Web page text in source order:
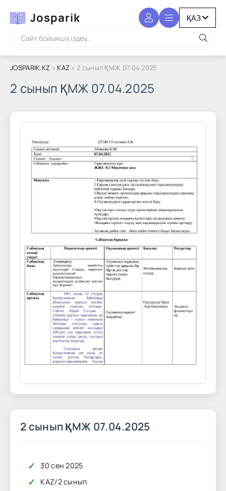
Josparik
JOSPARIK.KZ » KAZ » 2 сынып ҚМЖ 07.04.2025
2 сынып ҚМЖ 07.04.2025
2 сынып ҚМЖ 07.04.2025
✓ 30 сен 2025
✓ KAZ/2 сынып